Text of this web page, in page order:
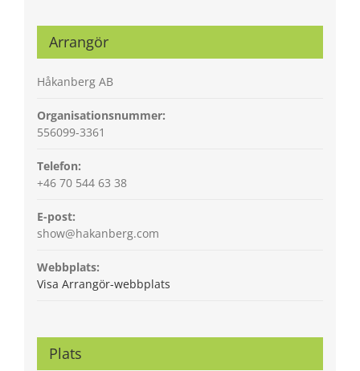
Arrangör
Håkanberg AB
Organisationsnummer:
556099-3361
Telefon:
+46 70 544 63 38
E-post:
show@hakanberg.com
Webbplats:
Visa Arrangör-webbplats
Plats